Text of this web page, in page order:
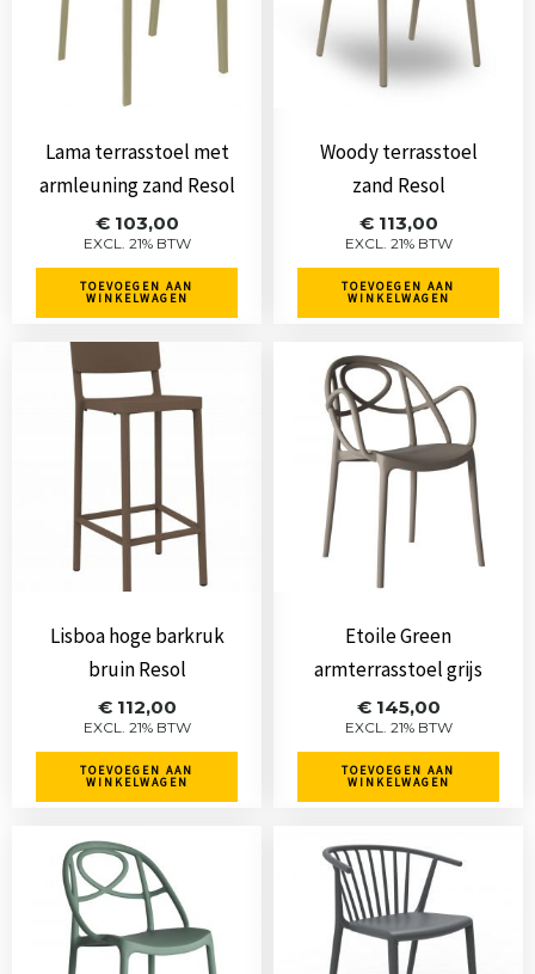
Lama terrasstoel met
armleuning zand Resol
€103,00
EXCL. 21% BTW
TOEVOEGEN AAN
WINKELWAGEN
Woody terrasstoel
zand Resol
€113,00
EXCL. 21% BTW
TOEVOEGEN AAN
WINKELWAGEN
Lisboa hoge barkruk
bruin Resol
€112,00
EXCL. 21% BTW
TOEVOEGEN AAN
WINKELWAGEN
Etoile Green
armterrasstoel grijs
€145,00
EXCL. 21% BTW
TOEVOEGEN AAN
WINKELWAGEN